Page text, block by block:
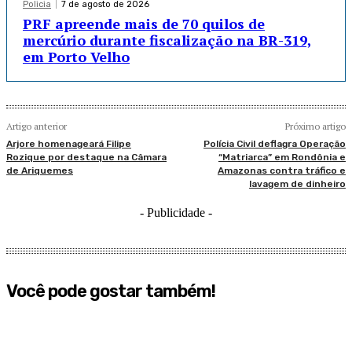
Policia 7 de agosto de 2026
PRF apreende mais de 70 quilos de
mercúrio durante fiscalização na BR-319,
em Porto Velho
Artigo anterior
Arjore homenageará Filipe
Rozique por destaque na Câmara
de Ariquemes
Próximo artigo
Polícia Civil deflagra Operação
“Matriarca” em Rondônia e
Amazonas contra tráfico e
lavagem de dinheiro
- Publicidade -
Você pode gostar também!